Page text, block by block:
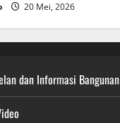
20 Mei, 2026
dan Informasi Bangunan